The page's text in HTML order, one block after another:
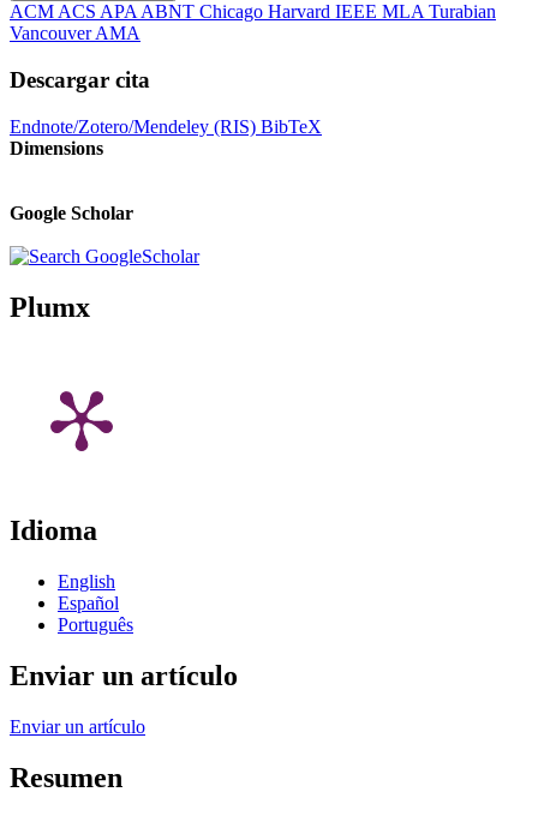
ACM ACS APA ABNT Chicago Harvard IEEE MLA Turabian
VancouverAMA
Descargar cita
Endnote/Zotero/Mendeley (RIS) BibTeX
Dimensions
Google Scholar
Plumx
Idioma
English
Español
Português
Enviar un artículo
Enviar un artículo
Resumen